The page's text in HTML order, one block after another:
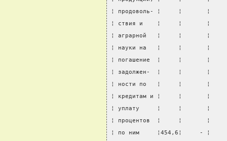
¦ продоволь- ¦     ¦
¦ ствия и    ¦     ¦
¦ аграрной   ¦     ¦
¦ науки на   ¦     ¦
¦ погашение  ¦     ¦
¦ задолжен-  ¦     ¦
¦ ности по   ¦     ¦
¦ кредитам и ¦     ¦
¦ уплату     ¦     ¦
¦ процентов  ¦     ¦
¦ по ним     ¦454,6¦     -